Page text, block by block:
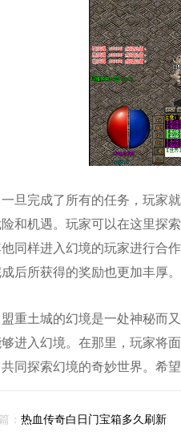
一旦完成了所有的任务，玩家
和机遇。玩家可以在这里探
同样进入幻境的玩家进行合
后所获得的奖励也更加丰厚。
盟重土城的幻境是一处神秘而
进入幻境。在那里，玩家将
同探索幻境的奇妙世界。希
： 热血传奇白日门宝箱多久刷新